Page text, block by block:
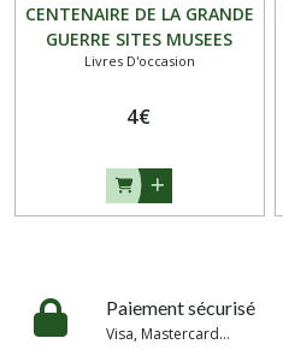
CENTENAIRE DE LA GRANDE
GUERRE SITES MUSEES
EVENEMENTS
Livres D'occasion
4€
Paiement sécurisé
Visa, Mastercard...